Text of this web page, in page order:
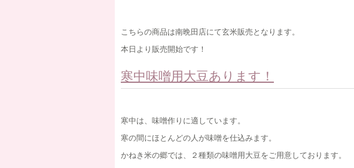
こちらの商品は南晩田店にて玄米販売となります。
本日より販売開始です！
寒中味噌用大豆あります！
寒中は、味噌作りに適しています。
寒の間にほとんどの人が味噌を仕込みます。
かねき米の郷では、２種類の味噌用大豆をご用意しております。